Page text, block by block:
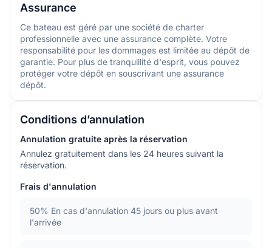
Assurance
Ce bateau est géré par une société de charter
professionnelle avec une assurance complète. Votre
responsabilité pour les dommages est limitée au dépôt de
garantie. Pour plus de tranquillité d'esprit, vous pouvez
protéger votre dépôt en souscrivant une assurance
dépôt.
Conditions d’annulation
Annulation gratuite après la réservation
Annulez gratuitement dans les 24 heures suivant la
réservation.
Frais d'annulation
50% En cas d'annulation 45 jours ou plus avant
l'arrivée